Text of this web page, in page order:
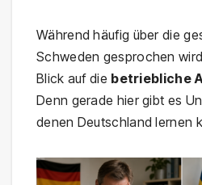
Während häufig über die
Schweden gesprochen
Blick auf die betriebliche
Denn gerade hier gibt es
denen Deutschland lernen